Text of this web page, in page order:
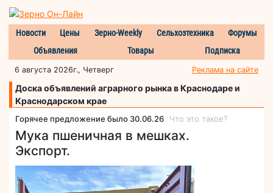
Новости Цены Зерно-Weekly Сельхозтехника
Форумы
Объявления
Товары Подписка
6 августа 2026г., Четверг Реклама на сайте
Доска объявлений аграрного рынка в Краснодаре и
Краснодарском крае
Горячее предложение было 30.06.26 Что это такое?
Мука пшеничная в мешках.
Экспорт.